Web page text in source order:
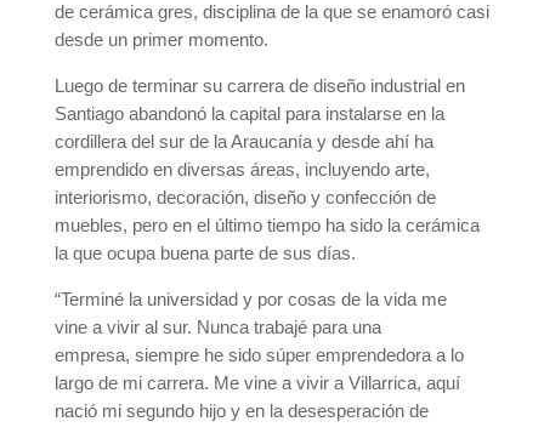
de cerámica gres, disciplina de la que se enamoró casi
desde un primer momento.
Luego de terminar su carrera de diseño industrial en
Santiago abandonó la capital para instalarse en la
cordillera del sur de la Araucanía y desde ahí ha
emprendido en diversas áreas, incluyendo arte,
interiorismo, decoración, diseño y confección de
muebles, pero en el último tiempo ha sido la cerámica
la que ocupa buena parte de sus días.
“Terminé la universidad y por cosas de la vida me
vine a vivir al sur. Nunca trabajé para una
empresa, siempre he sido súper emprendedora a lo
largo de mi carrera. Me vine a vivir a Villarrica, aquí
nació mi segundo hijo y en la desesperación de